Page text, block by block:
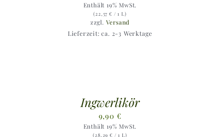
Enthält 19% MwSt.
(22,57€ / 1 L)
zzgl. Versand
Lieferzeit: ca. 2-3 Werktage
Ingwerlikör
9,90 €
Enthält 19% MwSt.
(28,29€ / 1 L)